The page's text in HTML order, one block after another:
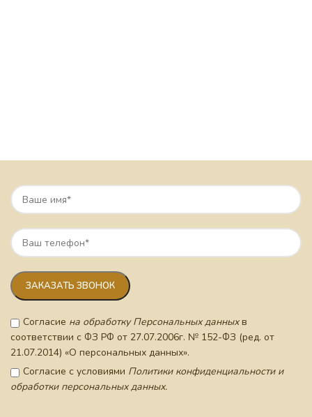
Согласие на обработку Персональных данныхв
соответствии с ФЗ РФ от 27.07.2006г. № 152-ФЗ (ред. от
21.07.2014) «О персональных данных».
Согласие с условиями Политики конфиденциальности и
обработки персональных данных.